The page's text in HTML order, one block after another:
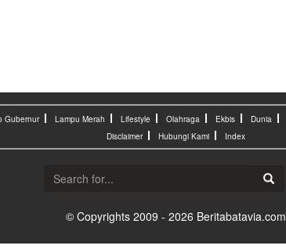
Gubernur Lampu Merah Lifestyle Olahraga Ekbis Dunia
Disclaimer
Hubungi Kami Index
© Copyrights 2009 - 2026 Beritabatavia.com